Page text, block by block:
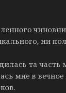
ни
та часть
мне в